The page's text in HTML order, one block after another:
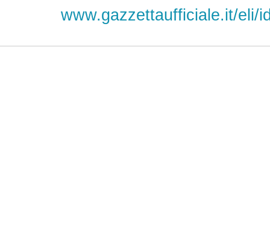
www.gazzettaufficiale.it/eli/